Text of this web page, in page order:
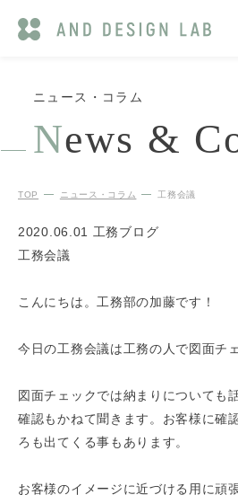
ニュース・コラム
News &
TOP ニュース・コラム 工務会議
2020.06.01
工務ブログ
工務会議
こんにちは。工務部の加藤です！
今日の工務会議は工務の人で図面チ
図面チェックでは納まりについても
確認もかねて聞きます。お客様に確
ろも出てくる事もあります。
お客様のイメージに近づける用に頑